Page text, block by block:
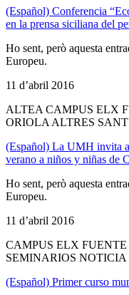
(Español) Conferencia
en la prensa siciliana del
Ho sent, però aquesta
Europeu.
11 d’abril 2016
ALTEA CAMPUS ELX
ORIOLA ALTRES
(Español) La UMH invita
verano a niños y niñas de
Ho sent, però aquesta
Europeu.
11 d’abril 2016
CAMPUS ELX
SEMINARIOS NOTICIA
(Español) Primer curso